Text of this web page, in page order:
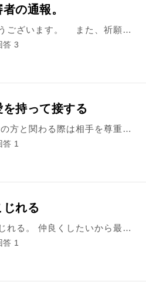
の通報。
いつもご回答ありがとうございます。 また、祈願寺で不審者に絡まれてしまいました… 祈願寺付近の公園でゴミ拾いしていた人がいたので一言ご挨拶 したら、この時期はね…と仕事の話をしてくれました。 彼いわく、市の事業だそうです。 ここまでは普通かと思い、私も時間が来たので境内に入りました。 すると彼も境内にいて、「親父の３年忌なんですよ」から 始まり、次々と自分のことを話し始めました。 公営住宅に入っているのだが内緒でペットを飼っている人が、 とか、親父は鳥がすきだったの。ヤマガラっていうのは…とか。 流石に怪しい臭いがしたので「失礼します」と言って堂内に 入ろうとしたらまだ話を続けて来ました。 私は受付の寺務員さんに鋭い目で何度も合図を送りました。 寺務員さんは驚いた顔でこちらを見ていました。 そしてその後、私も保健師さんに相談したら、 「時間をずらすか、しばらくお休みしなさい」とのこと。 そんなことを言ったら私はどこにも行けなくなってしまいます。 祈願寺に報告するべきでしょうか。その彼いわく自分たちは グループで働いておりお寺の周辺に休憩所があるそうです。 また、不審者を110番するにしても、どこからが危険水域 なんでしょうか。 ご意見お待ちしております。
答 3
持って接する
看護を学んでると 高齢者の方と関わる際は相手を尊重して接しなさいと教えてもらいます。敬語を使って、言葉遣いに配慮して…でも、本当に自分はこの方を尊重しているのか、心から、私の倍生きており、それだけの人生経験がある方だと思って行動できているのかわかりません。 そして、愛を持って接しなさいと言われました。私も愛を持って接していきたいと思いました。しかし、愛を持って接するがわかりません。 尊重、愛を持って接する、それらは表面上行動として行えるのかもしれませんが、心から行う行動とは全然違うと思います。ですので、どうしたら愛を尊重を心から思って行動できるのでしょうか。
答 1
じれる
自然体で楽に話すと、こじれる。 仲良くしたいから最初は当たり障りない接し方をするけどそんなん疲れてくる。 疲れないで相手と接する方法、癖つけ。 どうしたらいいですか？
答 1